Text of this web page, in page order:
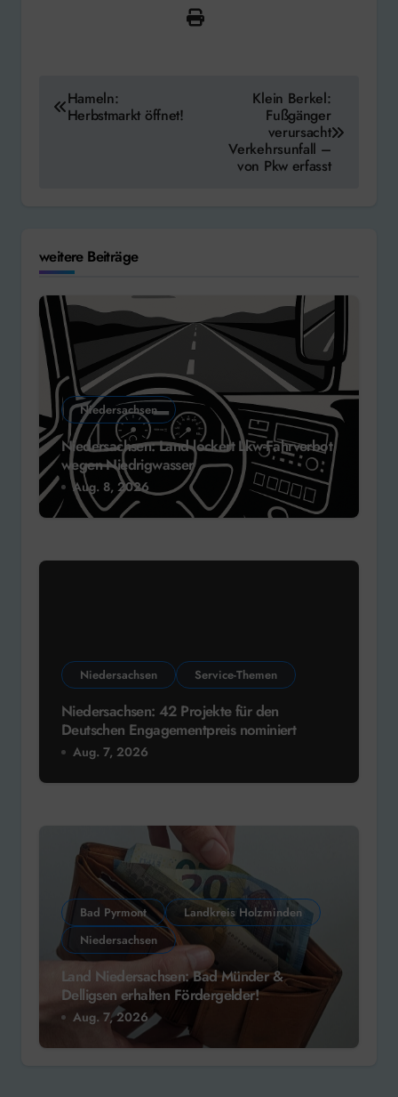
Beitragsnavigation
Hameln:
Herbstmarkt öffnet!
Klein Berkel:
Fußgänger
verursacht
Verkehrsunfall –
von Pkw erfasst
weitere Beiträge
Niedersachsen
Niedersachsen: Land lockert Lkw-Fahrverbot
wegen Niedrigwasser
Aug. 8, 2026
Niedersachsen Service-Themen
Niedersachsen: 42 Projekte für den
Deutschen Engagementpreis nominiert
Aug. 7, 2026
Bad Pyrmont
Landkreis Holzminden
Niedersachsen
Land Niedersachsen: Bad Münder &
Delligsen erhalten Fördergelder!
Aug. 7, 2026